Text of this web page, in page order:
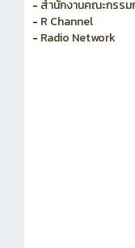
- สำนักงานคณะกรรม
- สำนักงานคณะกรรม
- R Channel